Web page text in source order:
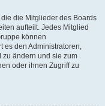
die Mitglieder des Boards
aufteilt. Jedes Mitglied
können
es den Administratoren,
zu ändern und sie zum
oder ihnen Zugriff zu